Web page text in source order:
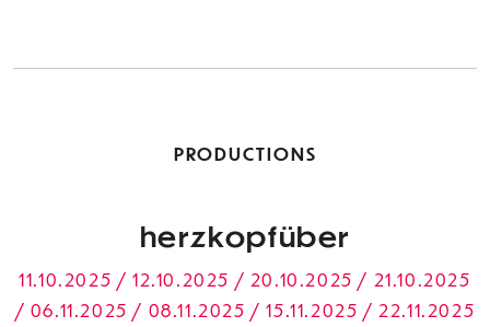
PRODUCTIONS
herzkopfüber
11.10.2025 / 12.10.2025 / 20.10.2025 / 21.10.2025
/ 06.11.2025 / 08.11.2025 / 15.11.2025 / 22.11.2025